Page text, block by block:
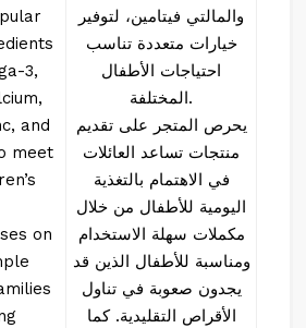
3,
and
meet
on
والمالتي فيتامين، لتوفير
خيارات متعددة تناسب
احتياجات الأطفال
المختلفة.
يحرص المتجر على تقديم
منتجات تساعد العائلات
في الاهتمام بالتغذية
اليومية للأطفال من خلال
مكملات سهلة الاستخدام
ومناسبة للأطفال الذين قد
يجدون صعوبة في تناول
الأقراص التقليدية. كما